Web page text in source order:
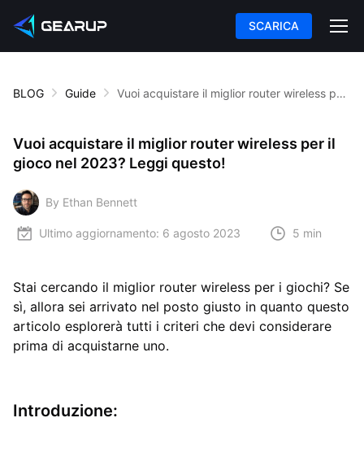
SCARICA
BLOG Guide Vuoi acquistare il miglior router wireless per il gioco nel 2023? Leggi questo!
Vuoi acquistare il miglior router wireless per il
gioco nel 2023? Leggi questo!
By Ethan Bennett
Ultimo aggiornamento: 6 agosto 2023 5 min
Stai cercando il miglior router wireless per i giochi? Se
sì, allora sei arrivato nel posto giusto in quanto questo
articolo esplorerà tutti i criteri che devi considerare
prima di acquistarne uno.
Introduzione: